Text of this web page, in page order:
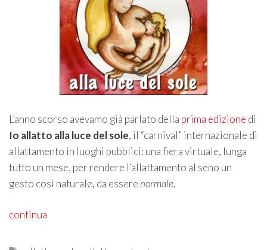
L’anno scorso avevamo già parlato della prima edizione di
Io allatto alla luce del sole, il “carnival” internazionale di
allattamento in luoghi pubblici: una fiera virtuale, lunga
tutto un mese, per rendere l’allattamento al seno un
gesto così naturale, da essere normale.
continua